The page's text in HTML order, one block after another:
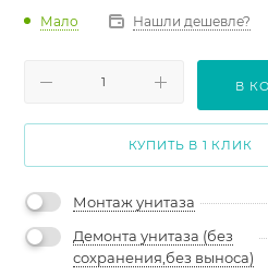
Мало Нашли дешевле?
В
КУПИТЬ В 1 КЛИК
Монтаж унитаза
Демонта унитаза (без
сохранения,без выноса)